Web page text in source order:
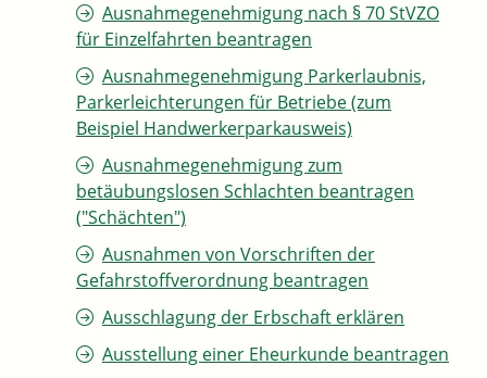
Ausnahmegenehmigung nach § 70 StVZO
für Einzelfahrten beantragen
Ausnahmegenehmigung Parkerlaubnis,
Parkerleichterungen für Betriebe (zum
Beispiel Handwerkerparkausweis)
Ausnahmegenehmigung zum
betäubungslosen Schlachten beantragen
("Schächten")
Ausnahmen von Vorschriften der
Gefahrstoffverordnung beantragen
Ausschlagung der Erbschaft erklären
Ausstellung einer Eheurkunde beantragen